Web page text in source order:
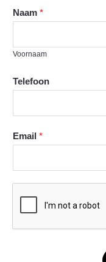
Naam *
Voornaam
Telefoon
Email *